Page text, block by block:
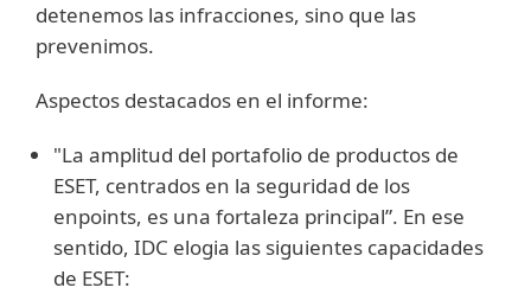
detenemos las infracciones, sino que las
prevenimos.
Aspectos destacados en el informe:
"La amplitud del portafolio de productos de
ESET, centrados en la seguridad de los
enpoints, es una fortaleza principal”. En ese
sentido, IDC elogia las siguientes capacidades
de ESET: